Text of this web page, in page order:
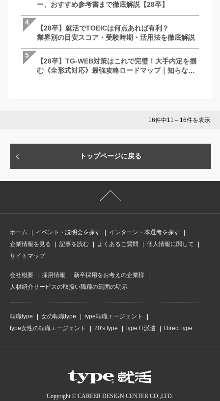
ー、おすすめ参考書まで徹底解説【28卒】
4
【28卒】就活でTOEICは何点あれば有利？
業界別の目安スコア・受験時期・活用法を徹底解説
5
【28卒】TG-WEB対策はこれで完璧！大手内定を掴
む《全形式対応》最強攻略ロードマップ｜知らない
社長を納得させる回答・逆質問と必須対
説
ケース面接とは？例題と解答パターン/対
で完全網羅！【28卒】
GAB対策完全ガイド！言語・計数のコツ
ー、おすすめ参考書まで徹底解説【28卒
で完全網羅！【28卒】
最終面接って何聞かれるの？落ちる理由
社長を納得させる回答・逆質問と必須対
説
苦手な人がいたときはどうしますか？ ー
さとコツ
16件中11～16件を表示
トップページに戻る
ホーム イベント・説明会を探す
インターン・本選考を探す
企業情報を見る
記事を読む よくあるご質問
個人情報に関して
サイトマップ
会社概要 採用情報
新卒採用をお考えの企業様
人材紹介サービスの取扱い職種の範囲の明示
転職type 女の転職type
type転職エージェント
type女性の転職エージェント
20's type type IT派遣 Direct type
Copyright © CAREER DESIGN CENTER CO.,LTD.